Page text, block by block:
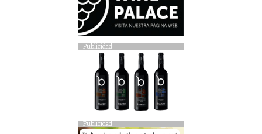
Publicidad
Publicidad